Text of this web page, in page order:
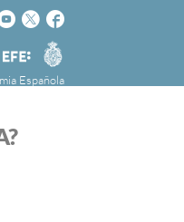
Facebook
Twitter
Agencia
EFE
Española
por
uso del